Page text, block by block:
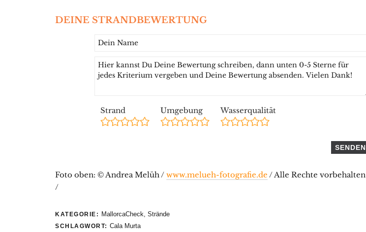
DEINE STRANDBEWERTUNG
Strand Umgebung Wasserqualität
Foto oben: © Andrea Melüh / www.melueh-fotografie.de / Alle Rechte vorbehalten
/
KATEGORIE: MallorcaCheck, Strände
SCHLAGWORT: Cala Murta